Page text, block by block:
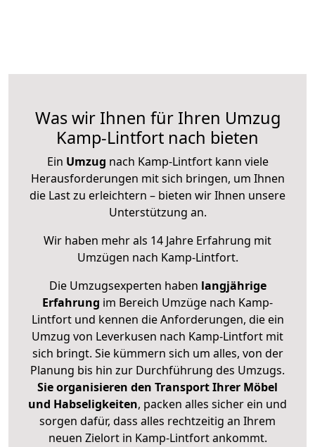
Was wir Ihnen für Ihren Umzug
Kamp-Lintfort nach bieten
Ein Umzug nach Kamp-Lintfort kann viele
Herausforderungen mit sich bringen, um Ihnen
die Last zu erleichtern – bieten wir Ihnen unsere
Unterstützung an.
Wir haben mehr als 14 Jahre Erfahrung mit
Umzügen nach Kamp-Lintfort.
Die Umzugsexperten haben langjährige
Erfahrung im Bereich Umzüge nach Kamp-
Lintfort und kennen die Anforderungen, die ein
Umzug von Leverkusen nach Kamp-Lintfort mit
sich bringt. Sie kümmern sich um alles, von der
Planung bis hin zur Durchführung des Umzugs.
Sie organisieren den Transport Ihrer Möbel
und Habseligkeiten, packen alles sicher ein und
sorgen dafür, dass alles rechtzeitig an Ihrem
neuen Zielort in Kamp-Lintfort ankommt.